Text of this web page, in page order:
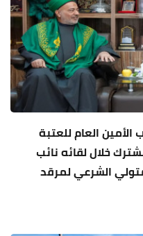
الأمين العام للعتبة
خلال لقائه نائب
الشرعي لمرقد